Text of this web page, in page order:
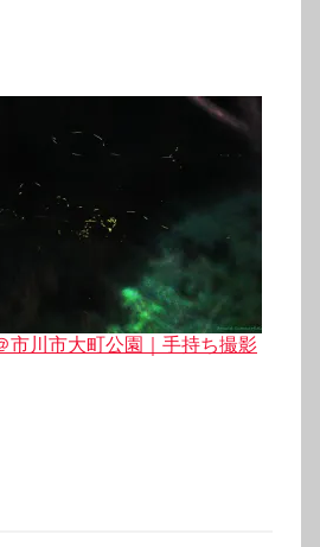
市川市大町公園｜手持ち撮影